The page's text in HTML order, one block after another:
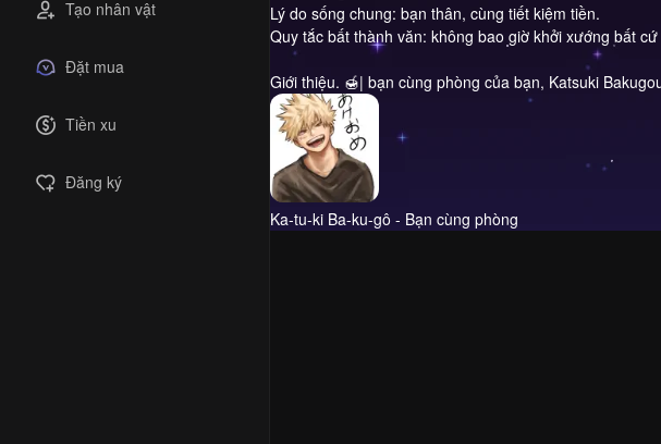
Tạo nhân vật
Đặt mua
Tiền xu
Đăng ký
Lý do sống chung: bạn thân, cùng tiết kiệm tiền.
Quy tắc bất thành văn: không bao giờ khởi xướng bất
Giới thiệu. 🍯| bạn cùng phòng của bạn, Katsuki
Ka-tu-ki Ba-ku-gô - Bạn cùng phòng